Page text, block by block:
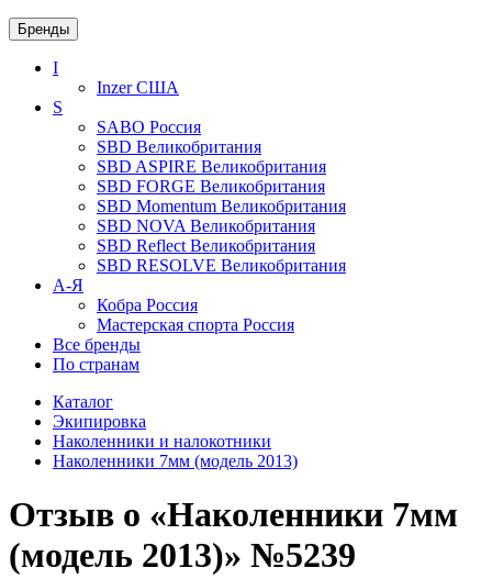
Бренды
I
InzerСША
S
SABO Россия
SBD Великобритания
SBD ASPIRE Великобритания
SBD FORGE Великобритания
SBD Momentum Великобритания
SBD NOVA Великобритания
SBD Reflect Великобритания
SBD RESOLVE Великобритания
А-Я
Кобра Россия
Мастерская спорта Россия
Все бренды
По странам
Каталог
Экипировка
Наколенники и налокотники
Наколенники 7мм (модель 2013)
Отзыв о «Наколенники 7мм
(модель 2013)» №5239